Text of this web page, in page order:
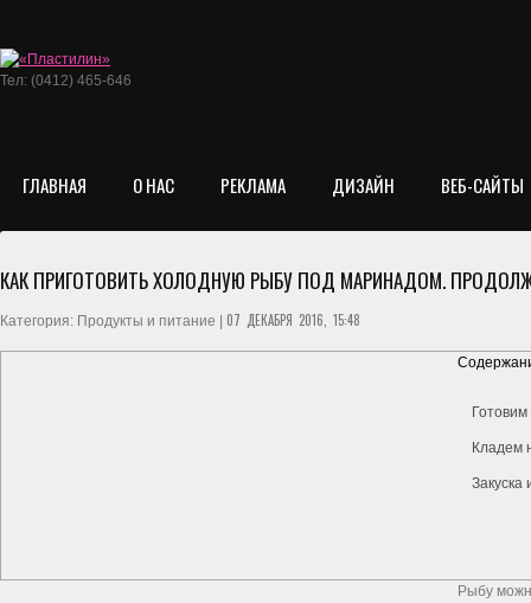
Тел: (0412) 465-646
ГЛАВНАЯ О НАС РЕКЛАМА ДИЗАЙН ВЕБ-САЙТЫ
КАК ПРИГОТОВИТЬ ХОЛОДНУЮ РЫБУ ПОД МАРИНАДОМ.
Категория: Продукты и питание | 07 ДЕКАБРЯ 2016, 15:48
Кладем
Закуска
Рыбу